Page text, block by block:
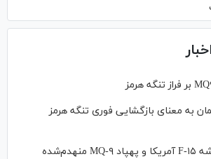
به معنای بازگشایی فوری تنگه هرمز
اولین تصاویر لاشه F-۱۵ آمریکا و پهپاد MQ-۹ منهدم‌شده